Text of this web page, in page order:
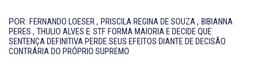
POR: FERNANDO LOESER, PRISCILA REGINA DE SOUZA, BIBIANNA
PERES , THULIO ALVES E STF FORMA MAIORIA E DECIDE QUE
SENTENÇA DEFINITIVA PERDE SEUS EFEITOS DIANTE DE DECISÃO
CONTRÁRIA DO PRÓPRIO SUPREMO